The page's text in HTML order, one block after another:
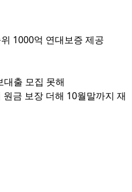
1000억 연대보증 제공
출 모집 못해
금 보장 더해 10월말까지 재